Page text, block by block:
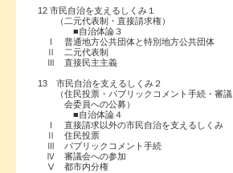
12 市民自治を支えるしくみ１
（二元代表制・直接請求権）
■自治体論３
Ⅰ 普通地方公共団体と特別地方公共団体
Ⅱ 二元代表制
Ⅲ 直接民主主義
13 市民自治を支えるしくみ２
（住民投票・パブリックコメント手続・審議
会委員への公募）
■自治体論４
Ⅰ 直接請求以外の市民自治を支えるしくみ
Ⅱ 住民投票
Ⅲ パブリックコメント手続
Ⅳ 審議会への参加
Ⅴ 都市内分権